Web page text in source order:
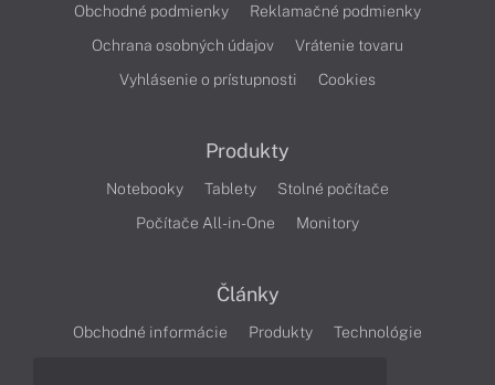
Obchodné podmienky
Reklamačné podmienky
Ochrana osobných údajov
Vrátenie tovaru
Vyhlásenie o prístupnosti
Cookies
Produkty
Notebooky Tablety
Stolné počítače
Počítače All-in-One
Monitory
Články
Obchodné informácie Produkty
Technológie